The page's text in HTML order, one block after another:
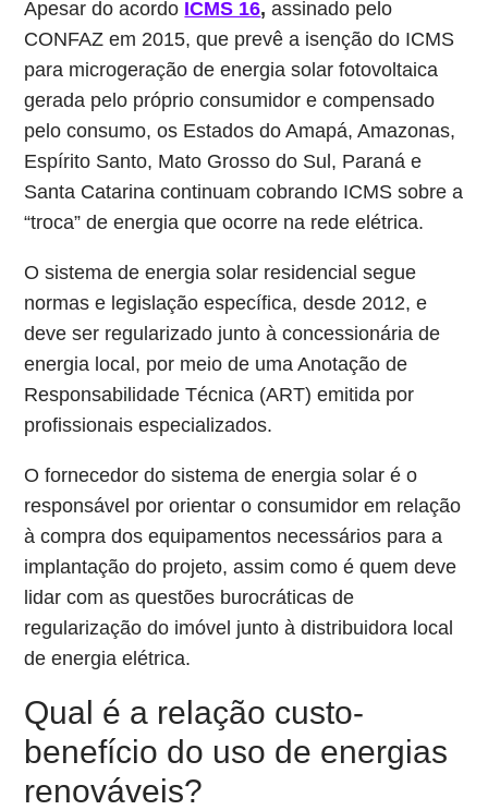
Apesar do acordo ICMS 16, assinado pelo
CONFAZ em 2015, que prevê a isenção do ICMS
para microgeração de energia solar fotovoltaica
gerada pelo próprio consumidor e compensado
pelo consumo, os Estados do Amapá, Amazonas,
Espírito Santo, Mato Grosso do Sul, Paraná e
Santa Catarina continuam cobrando ICMS sobre a
“troca” de energia que ocorre na rede elétrica.
O sistema de energia solar residencial segue
normas e legislação específica, desde 2012, e
deve ser regularizado junto à concessionária de
energia local, por meio de uma Anotação de
Responsabilidade Técnica (ART) emitida por
profissionais especializados.
O fornecedor do sistema de energia solar é o
responsável por orientar o consumidor em relação
à compra dos equipamentos necessários para a
implantação do projeto, assim como é quem deve
lidar com as questões burocráticas de
regularização do imóvel junto à distribuidora local
de energia elétrica.
Qual é a relação custo-
benefício do uso de energias
renováveis?